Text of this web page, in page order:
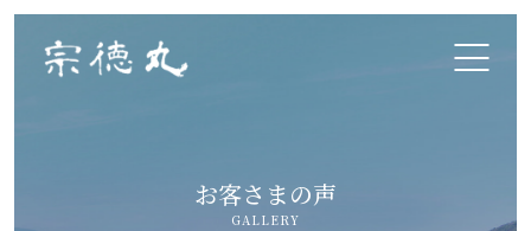
三倍体シングルシードに挑戦
お客さまの声
GALLERY